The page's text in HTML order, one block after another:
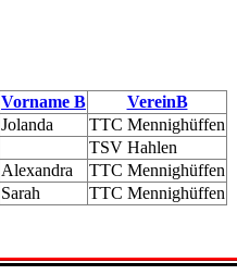
Vorname B
VereinB
Jolanda
TTC Mennighüffen
TSV Hahlen
Alexandra
TTC Mennighüffen
Sarah TTC Mennighüffen